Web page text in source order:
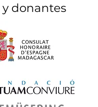
y donantes